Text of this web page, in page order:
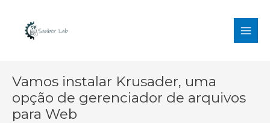
content
Vamos instalar Krusader, uma
opção de gerenciador de arquivos
para Web
navigation